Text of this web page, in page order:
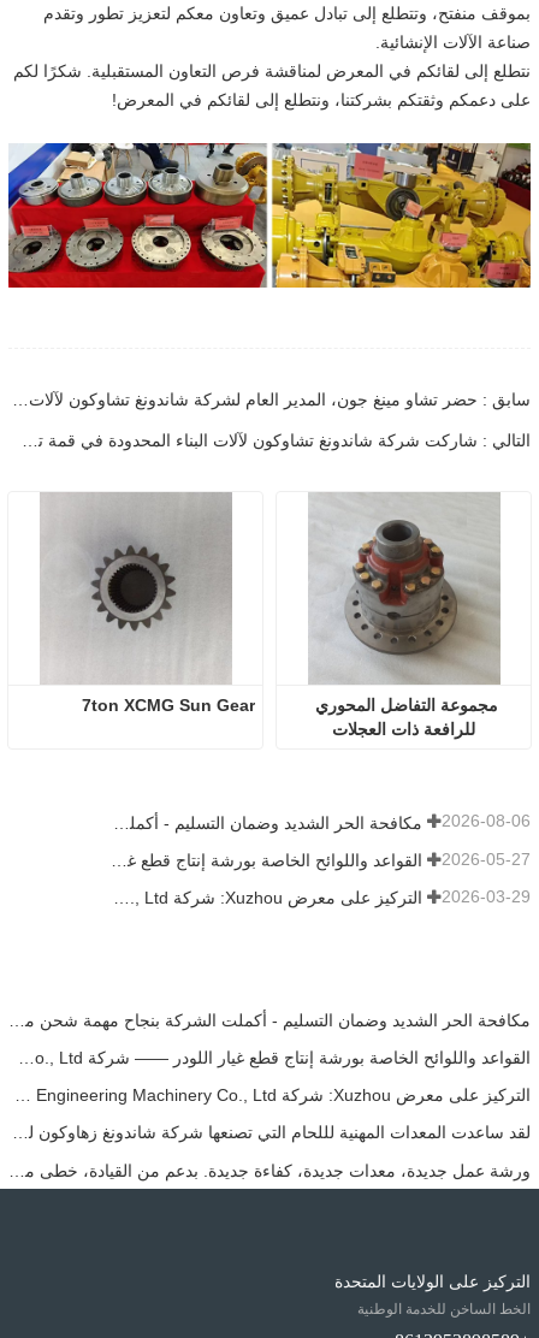
بموقف منفتح، وتتطلع إلى تبادل عميق وتعاون معكم لتعزيز تطور وتقدم
صناعة الآلات الإنشائية.
نتطلع إلى لقائكم في المعرض لمناقشة فرص التعاون المستقبلية. شكرًا لكم
على دعمكم وثقتكم بشركتنا، ونتطلع إلى لقائكم في المعرض!
سابق : حضر تشاو مينغ جون، المدير العام لشركة شاندونغ تشاوكون لآلات البناء المحدودة، مؤتمر الموردين لعام 2024 لقطاع آلات البناء لمجموعة شاندونغ للصناعات الثقيلة الذي عقد في جينان
التالي : شاركت شركة شاندونغ تشاوكون لآلات البناء المحدودة في قمة تسويق العلامة التجارية العالمية لعام 2024 التي نظمتها شركة هواتشي للبيانات الضخمة
7ton XCMG Sun Gear
للرافعة ذات العجلات
2026-08-06
2026-05-27
التركيز على معرض Xuzhou: شركة Shandong Zhaokun Engineering Machinery Co., Ltd. تفسر القوة الجديدة لأجزاء اللودر من خلال "ميزة المصدر" 2026-03-29
لقد ساعدت المعدات المهنية لللحام التي تصنعها شركة شاندونغ زهاوكون للمعدات الهندسية المحدودة في جعل منتجاتها تصل إلى المستوى الرائد في هذه الصناعة.
التركيز على الولايات المتحدة
الخط الساخن للخدمة الوطنية